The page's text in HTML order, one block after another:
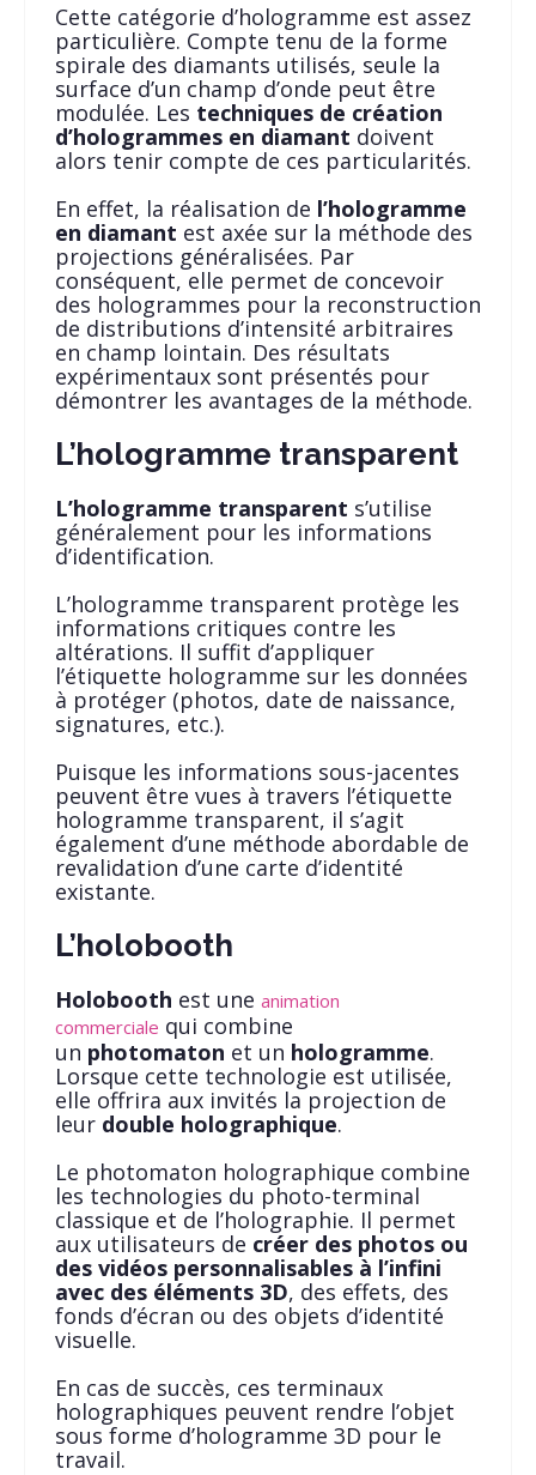
Cette catégorie d’hologramme est assez
particulière. Compte tenu de la forme
spirale des diamants utilisés, seule la
surface d’un champ d’onde peut être
modulée. Les techniques de création
d’hologrammes en diamant doivent
alors tenir compte de ces particularités.
En effet, la réalisation de l’hologramme
en diamant est axée sur la méthode des
projections généralisées. Par
conséquent, elle permet de concevoir
des hologrammes pour la reconstruction
de distributions d’intensité arbitraires
en champ lointain. Des résultats
expérimentaux sont présentés pour
démontrer les avantages de la méthode.
L’hologramme transparent
L’hologramme transparent s’utilise
généralement pour les informations
d’identification.
L’hologramme transparent protège les
informations critiques contre les
altérations. Il suffit d’appliquer
l’étiquette hologramme sur les données
à protéger (photos, date de naissance,
signatures, etc.).
Puisque les informations sous-jacentes
peuvent être vues à travers l’étiquette
hologramme transparent, il s’agit
également d’une méthode abordable de
revalidation d’une carte d’identité
existante.
L’holobooth
Holobooth est une animation
commerciale qui combine
un photomaton et un hologramme.
Lorsque cette technologie est utilisée,
elle offrira aux invités la projection de
leur double holographique.
Le photomaton holographique combine
les technologies du photo-terminal
classique et de l’holographie. Il permet
aux utilisateurs de créer des photos ou
des vidéos personnalisables à l’infini
avec des éléments 3D, des effets, des
fonds d’écran ou des objets d’identité
visuelle.
En cas de succès, ces terminaux
holographiques peuvent rendre l’objet
sous forme d’hologramme 3D pour le
travail.